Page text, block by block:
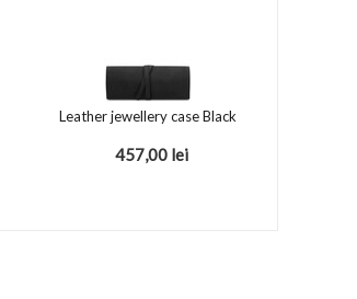
Leather jewellery case Black
457,00 lei